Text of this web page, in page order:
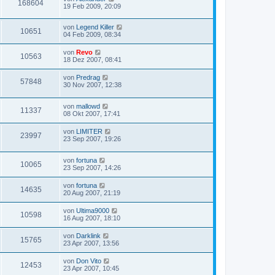
168604
19 Feb 2009, 20:09
10651 von
Legend Killer
04 Feb 2009, 08:34
10563 von Revo
18 Dez 2007, 08:41
57848 von Predrag
30 Nov 2007, 12:38
11337 von mallowd
08 Okt 2007, 17:41
23997 von LIMITER
23 Sep 2007, 19:26
10065 von fortuna
23 Sep 2007, 14:26
14635 von fortuna
20 Aug 2007, 21:19
10598 von Ultima9000
16 Aug 2007, 18:10
15765 von Darklink
23 Apr 2007, 13:56
12453 von Don Vito
23 Apr 2007, 10:45